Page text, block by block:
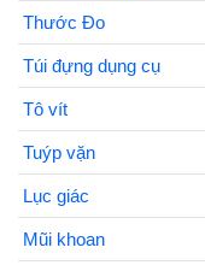
Thước Đo
Túi đựng dụng cụ
Tô vít
Tuýp vặn
Lục giác
Mũi khoan